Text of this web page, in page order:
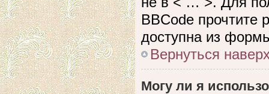
BBCode прочтите
доступна из
Вернуться
Могу ли я